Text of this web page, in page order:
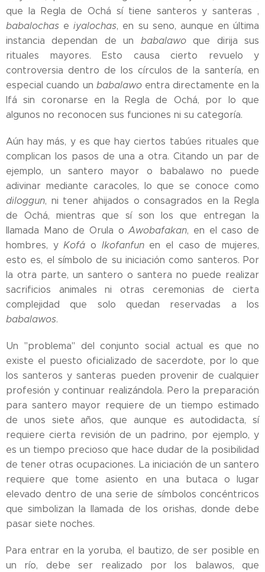
que la Regla de Ochá sí tiene santeros y santeras ,
babalochas eiyalochas, en su seno, aunque en última
instancia dependan de un babalawoque dirija sus
rituales mayores. Esto causa cierto revuelo y
controversia dentro de los círculos de la santería, en
especial cuando un babalawoentra directamente en la
Ifá sin coronarse en la Regla de Ochá, por lo que
algunos no reconocen sus funciones ni su categoría.
Aún hay más, y es que hay ciertos tabúes rituales que
complican los pasos de una a otra. Citando un par de
ejemplo, un santero mayor o babalawo no puede
adivinar mediante caracoles, lo que se conoce como
diloggun, ni tener ahijados o consagrados en la Regla
de Ochá, mientras que sí son los que entregan la
llamada Mano de Orula oAwobafakan, en el caso de
hombres, yKofá o Ikofanfunen el caso de mujeres,
esto es, el símbolo de su iniciación como santeros. Por
la otra parte, un santero o santera no puede realizar
sacrificios animales ni otras ceremonias de cierta
complejidad que solo quedan reservadas a los
babalawos.
Un "problema" del conjunto social actual es que no
existe el puesto oficializado de sacerdote, por lo que
los santeros y santeras pueden provenir de cualquier
profesión y continuar realizándola. Pero la preparación
para santero mayor requiere de un tiempo estimado
de unos siete años, que aunque es autodidacta, sí
requiere cierta revisión de un padrino, por ejemplo, y
es un tiempo precioso que hace dudar de la posibilidad
de tener otras ocupaciones. La iniciación de un santero
requiere que tome asiento en una butaca o lugar
elevado dentro de una serie de símbolos concéntricos
que simbolizan la llamada de los orishas, donde debe
pasar siete noches.
Para entrar en la yoruba, el bautizo, de ser posible en
un río, debe ser realizado por los balawos, que